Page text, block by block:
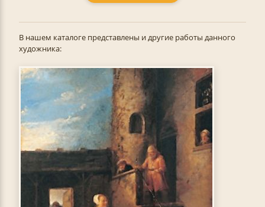
В нашем каталоге представлены и другие работы данного
художника: